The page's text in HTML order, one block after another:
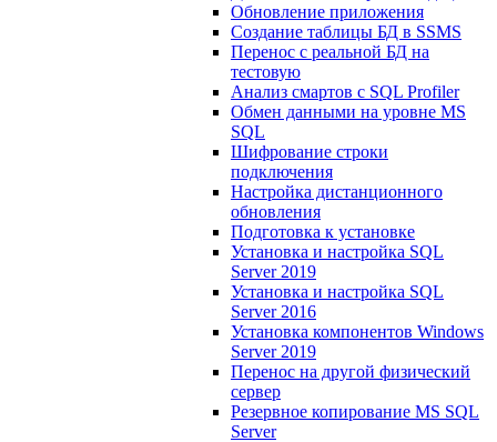
Обновление приложения
Создание таблицы БД в SSMS
Перенос с реальной БД на
тестовую
Анализ смартов с SQL Profiler
Обмен данными на уровне MS
SQL
Шифрование строки
подключения
Настройка дистанционного
обновления
Подготовка к установке
Установка и настройка SQL
Server 2019
Установка и настройка SQL
Server 2016
Установка компонентов Windows
Server 2019
Перенос на другой физический
сервер
Резервное копирование MS SQL
Server